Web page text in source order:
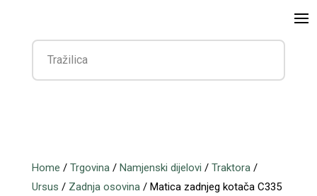
Home / Trgovina/ Namjenski dijelovi / Traktora/
Ursus / Zadnja osovina/ Matica zadnjeg kotača C335